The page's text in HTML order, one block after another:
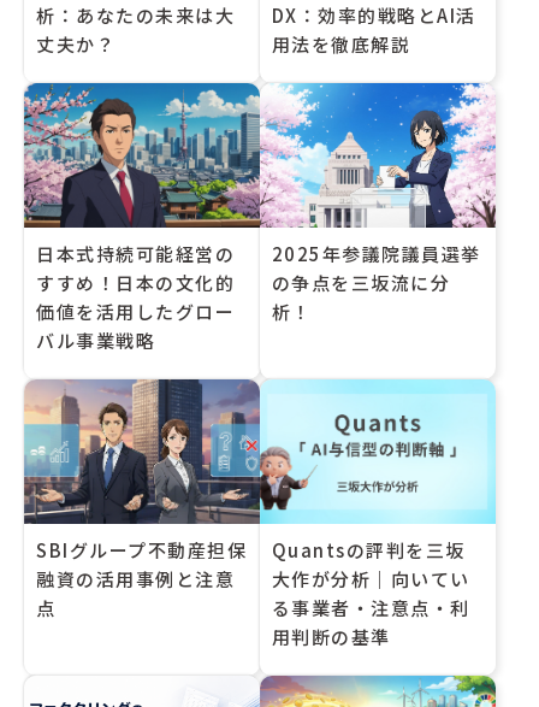
析：あなたの未来は大
丈夫か？
DX：効率的戦略とAI活
用法を徹底解説
日本式持続可能経営の
すすめ！日本の文化的
価値を活用したグロー
バル事業戦略
2025年参議院議員選挙
の争点を三坂流に分
析！
SBIグループ不動産担保
融資の活用事例と注意
点
Quantsの評判を三坂
大作が分析｜向いてい
る事業者・注意点・利
用判断の基準